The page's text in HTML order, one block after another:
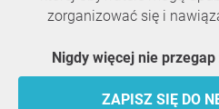
zorganizować się i
Nigdy więcej nie
ZAPISZ SIĘ DO